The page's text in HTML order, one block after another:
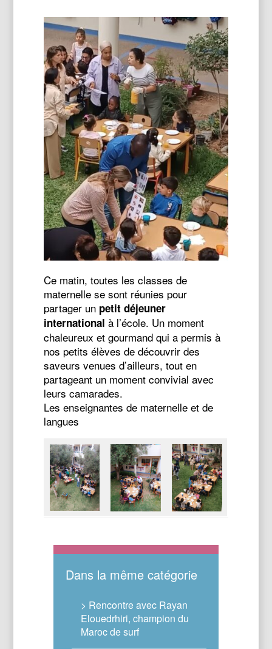
Ce matin, toutes les classes de
maternelle se sont réunies pour
partager un petit déjeuner
internationalà l’école. Un moment
chaleureux et gourmand qui a permis à
nos petits élèves de découvrir des
saveurs venues d’ailleurs, tout en
partageant un moment convivial avec
leurs camarades.
Les enseignantes de maternelle et de
langues
Dans la même catégorie
> Rencontre avec Rayan
Elouedrhiri, champion du
Maroc de surf